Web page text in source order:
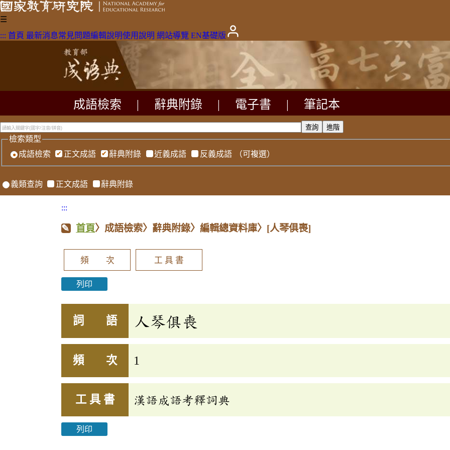
☰
::: 首頁 最新消息常見問題編輯說明使用說明 網站導覽 EN基礎版
成語檢索 辭典附錄 電子書 筆記本
檢索類型
成語檢索
正文成語 辭典附錄 近義成語 反義成語 （可複選）
義類查詢 正文成語 辭典附錄
:::
首頁〉成語檢索〉辭典附錄〉編輯總資料庫〉 [人琴俱喪]
頻 次 工 具 書
列印
詞 語 人琴俱喪
頻 次 1
工 具 書 漢語成語考釋詞典
列印